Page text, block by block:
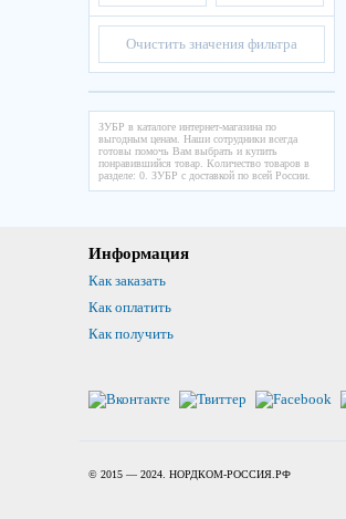
Очистить значения фильтра
ЗУБР в каталоге интернет-магазина по
выгодным ценам. Наши сотрудники всегда
готовы помочь Вам выбрать и купить
понравившийся товар. Количество товаров в
разделе: 0. ЗУБР с доставкой по всей России.
Информация
Как заказать
Как оплатить
Как получить
© 2015 — 2024. НОРДКОМ-РОССИЯ.РФ